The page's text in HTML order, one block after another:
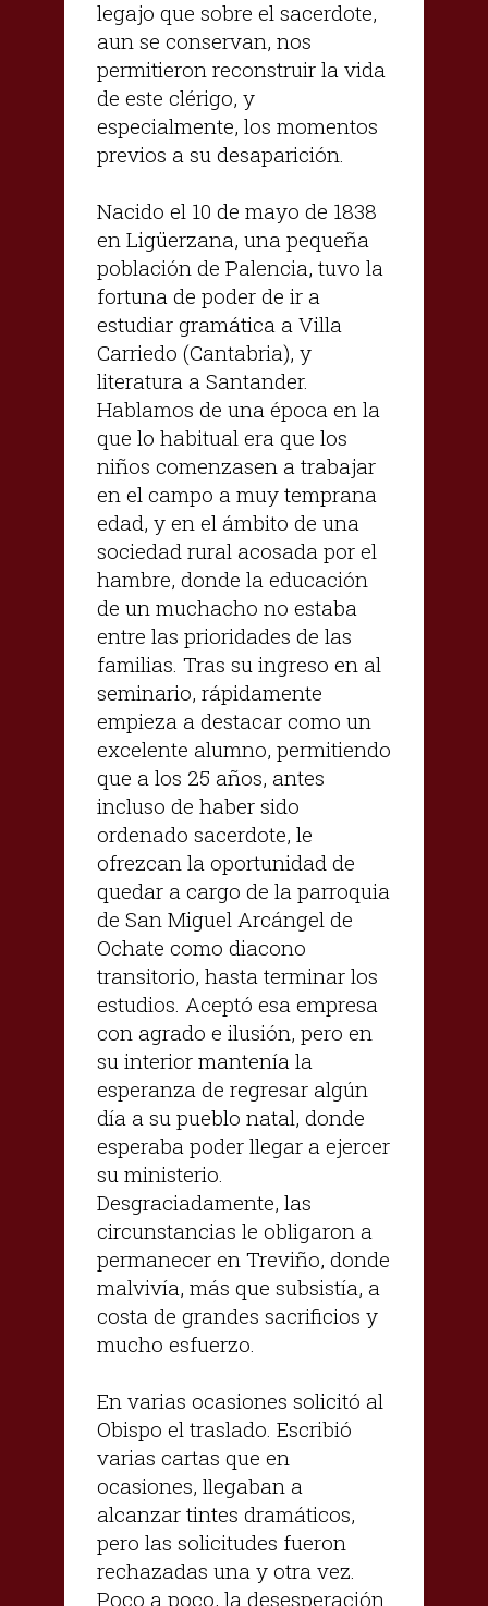
legajo que sobre el sacerdote,
aun se conservan, nos
permitieron reconstruir la vida
de este clérigo, y
especialmente, los momentos
previos a su desaparición.
Nacido el 10 de mayo de 1838
en Ligüerzana, una pequeña
población de Palencia, tuvo la
fortuna de poder de ir a
estudiar gramática a Villa
Carriedo (Cantabria), y
literatura a Santander.
Hablamos de una época en la
que lo habitual era que los
niños comenzasen a trabajar
en el campo a muy temprana
edad, y en el ámbito de una
sociedad rural acosada por el
hambre, donde la educación
de un muchacho no estaba
entre las prioridades de las
familias. Tras su ingreso en al
seminario, rápidamente
empieza a destacar como un
excelente alumno, permitiendo
que a los 25 años, antes
incluso de haber sido
ordenado sacerdote, le
ofrezcan la oportunidad de
quedar a cargo de la parroquia
de San Miguel Arcángel de
Ochate como diacono
transitorio, hasta terminar los
estudios. Aceptó esa empresa
con agrado e ilusión, pero en
su interior mantenía la
esperanza de regresar algún
día a su pueblo natal, donde
esperaba poder llegar a ejercer
su ministerio.
Desgraciadamente, las
circunstancias le obligaron a
permanecer en Treviño, donde
malvivía, más que subsistía, a
costa de grandes sacrificios y
mucho esfuerzo.
En varias ocasiones solicitó al
Obispo el traslado. Escribió
varias cartas que en
ocasiones, llegaban a
alcanzar tintes dramáticos,
pero las solicitudes fueron
rechazadas una y otra vez.
Poco a poco, la desesperación